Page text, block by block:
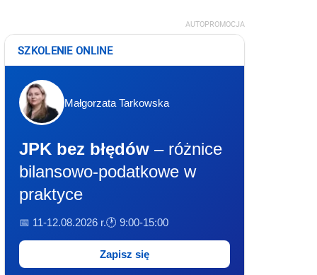
AUTOPROMOCJA
SZKOLENIE ONLINE
Małgorzata Tarkowska
JPK bez błędów – różnice
bilansowo-podatkowe w
praktyce
📅 11-12.08.2026 r.🕐 9:00-15:00
Zapisz się